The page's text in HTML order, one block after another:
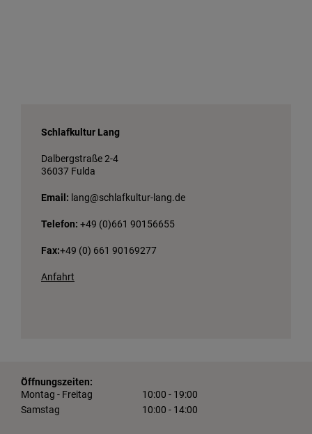
Schlafkultur Lang
Dalbergstraße 2-4
36037 Fulda
Email: lang@schlafkultur-lang.de
Telefon: +49 (0)661 90156655
Fax:+49 (0) 661 90169277
Anfahrt
Öffnungszeiten:
Montag - Freitag
10:00 - 19:00
Samstag
10:00 - 14:00